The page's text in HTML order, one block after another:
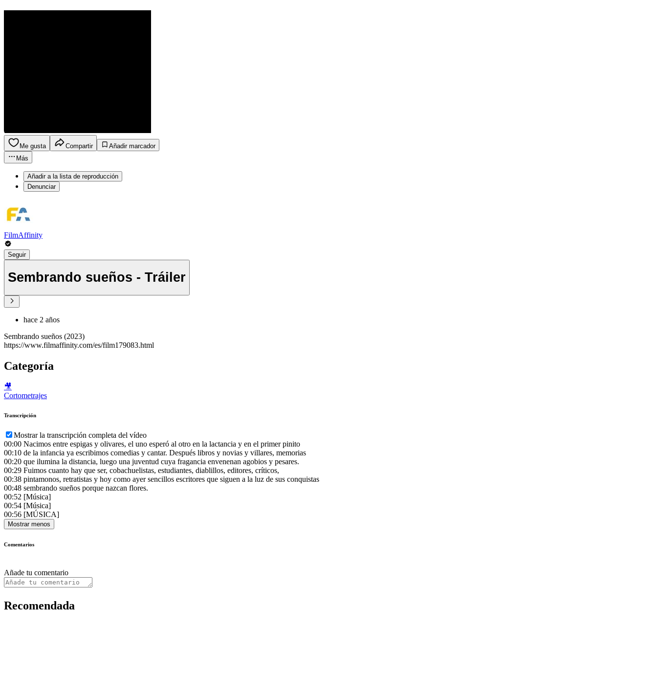
Me gusta Compartir
Añadir marcador
Más
Añadir a la lista de reproducción
Denunciar
FilmAffinity
Seguir
Sembrando sueños - Tráiler
hace 2 años
Sembrando sueños (2023)
https://www.filmaffinity.com/es/film179083.html
Categoría
🎥
Cortometrajes
Transcripción
Mostrar la transcripción completa del vídeo
00:00 Nacimos entre espigas y olivares, el uno esperó al otro en la lactancia y en el primer pinito
00:10 de la infancia ya escribimos comedias y cantar. Después libros y novias y villares, memorias
00:20 que ilumina la distancia, luego una juventud cuya fragancia envenenan agobios y pesares.
00:29 Fuimos cuanto hay que ser, cobachuelistas, estudiantes, diablillos, editores, críticos,
00:38 pintamonos, retratistas y hoy como ayer sencillos escritores que siguen a la luz de sus conquistas
00:48 sembrando sueños porque nazcan flores.
00:52 [Música]
00:54 [Música]
00:56 [MÚSICA]
Mostrar menos
Comentarios
Añade tu comentario
Recomendada